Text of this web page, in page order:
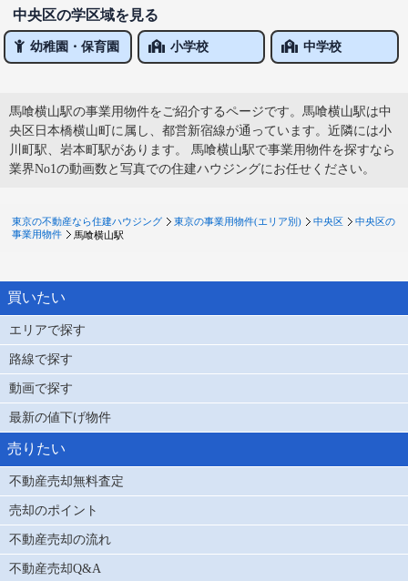
中央区の学区域を見る
幼稚園・保育園 小学校 中学校
馬喰横山駅の事業用物件をご紹介するページです。馬喰横山駅は中
央区日本橋横山町に属し、都営新宿線が通っています。近隣には小
川町駅、岩本町駅があります。 馬喰横山駅で事業用物件を探すなら
業界No1の動画数と写真での住建ハウジングにお任せください。
東京の不動産なら住建ハウジング 東京の事業用物件(エリア別) 中央区
中央区の
事業用物件
馬喰横山駅
買いたい
エリアで探す
路線で探す
動画で探す
最新の値下げ物件
売りたい
不動産売却無料査定
売却のポイント
不動産売却の流れ
不動産売却Q&A